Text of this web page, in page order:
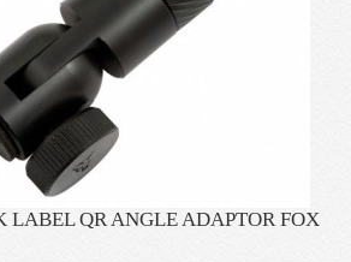
LABEL QR ANGLE ADAPTOR FOX